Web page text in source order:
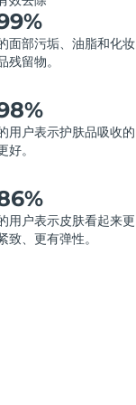
面部污垢、油脂和化妆
残留物。
用户表示护肤品吸收的
好。
用户表示皮肤看起来更
致、更有弹性。